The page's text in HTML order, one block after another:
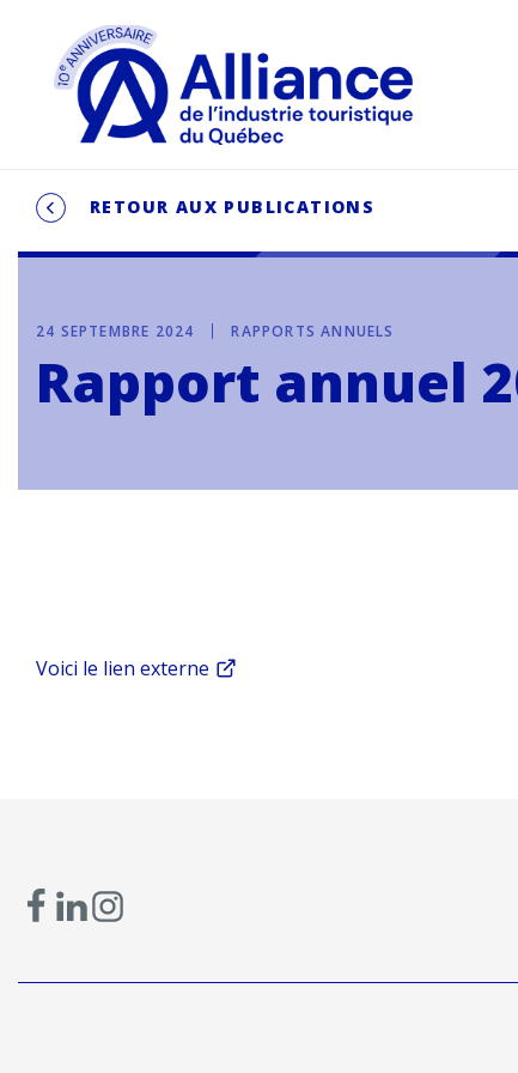
RETOUR AUX PUBLICATIONS
24 SEPTEMBRE 2024 RAPPORTS ANNUELS
Rapport annuel
Voici le lien externe